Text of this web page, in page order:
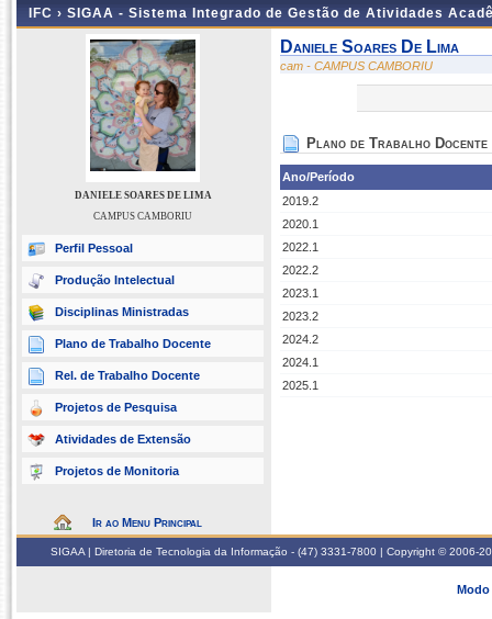
IFC › SIGAA - Sistema Integrado de Gestão de Atividades
DANIELE SOARES DE LIMA
CAMPUS CAMBORIU
Perfil Pessoal
Produção Intelectual
Disciplinas Ministradas
Plano de Trabalho Docente
Rel. de Trabalho Docente
Projetos de Pesquisa
Atividades de Extensão
Projetos de Monitoria
Ir ao Menu Principal
Daniele Soares De Lima
cam - CAMPUS CAMBORIU
Plano de Trabalho Docente
Ano/Período
2019.2
2020.1
2022.1
2022.2
2023.1
2023.2
2024.2
2024.1
2025.1
SIGAA | Diretoria de Tecnologia da Informação - (47) 3331-7800 | Copyright © 2006-
Modo